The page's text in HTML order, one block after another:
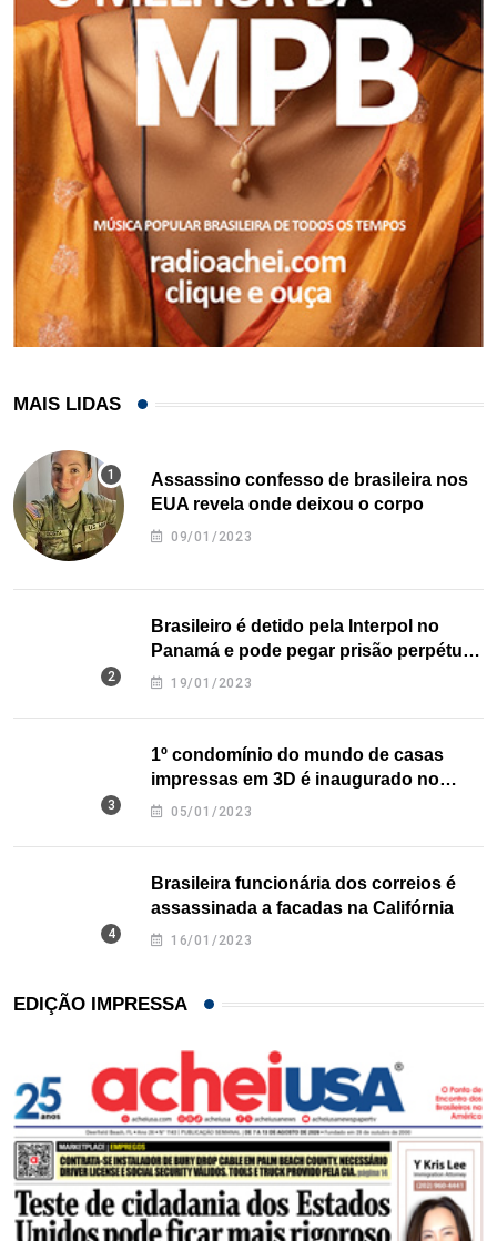
MAIS LIDAS
Assassino confesso de brasileira nos
EUA revela onde deixou o corpo
09/01/2023
Brasileiro é detido pela Interpol no
Panamá e pode pegar prisão perpétua
nos EUA
19/01/2023
1º condomínio do mundo de casas
impressas em 3D é inaugurado no
Texas
05/01/2023
Brasileira funcionária dos correios é
assassinada a facadas na Califórnia
16/01/2023
EDIÇÃO IMPRESSA